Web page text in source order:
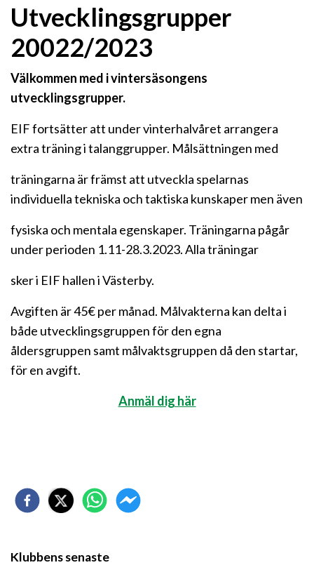
Utvecklingsgrupper
20022/2023
Välkommen med i vintersäsongens
utvecklingsgrupper.
EIF fortsätter att under vinterhalvåret arrangera
extra träning i talanggrupper. Målsättningen med
träningarna är främst att utveckla spelarnas
individuella tekniska och taktiska kunskaper men även
fysiska och mentala egenskaper. Träningarna pågår
under perioden 1.11-28.3.2023. Alla träningar
sker i EIF hallen i Västerby.
Avgiften är 45€ per månad. Målvakterna kan delta i
både utvecklingsgruppen för den egna
åldersgruppen samt målvaktsgruppen då den startar,
för en avgift.
Anmäl dig här
Klubbens senaste